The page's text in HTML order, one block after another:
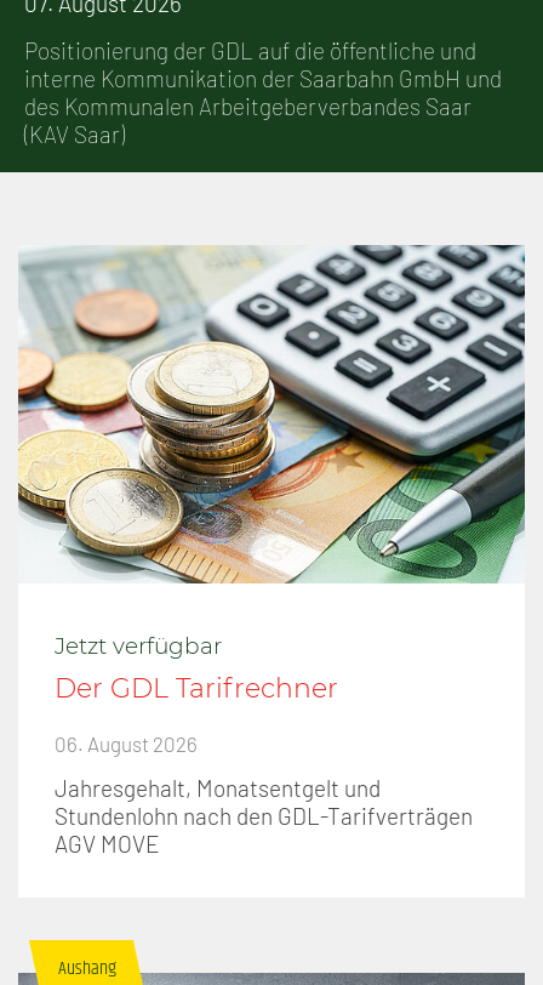
Positionierung der GDL auf die öffentliche und
interne Kommunikation der Saarbahn GmbH und
des Kommunalen Arbeitgeberverbandes Saar
(KAV Saar)
Jetzt verfügbar
Der GDL Tarifrechner
06. August 2026
Jahresgehalt, Monatsentgelt und
Stundenlohn nach den GDL-Tarifverträgen
AGV MOVE
Aushang